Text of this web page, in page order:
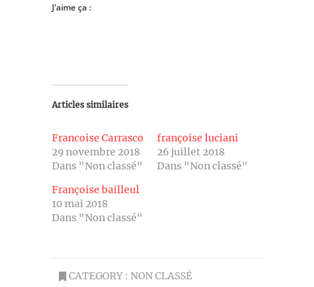
J’aime ça :
Articles similaires
Francoise Carrasco
29 novembre 2018
Dans "Non classé"
françoise luciani
26 juillet 2018
Dans "Non classé"
Françoise bailleul
10 mai 2018
Dans "Non classé"
CATEGORY : NON CLASSÉ